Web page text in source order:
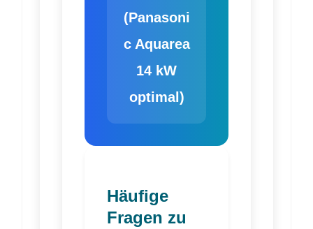
(Panasoni
c Aquarea
14 kW
optimal)
Häufige
Fragen zu